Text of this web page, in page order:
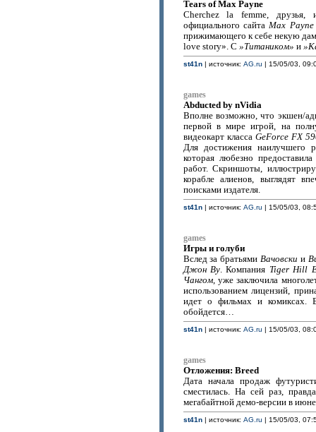
Tears of Max Payne
Cherchez la femme, друзья,
официального сайтаMax
прижимающего к себе некую
love story». С »Титаником» и
st41n| источник: AG.ru | 15/05/03,
games
Abducted by nVidia
Вполне возможно, что экшен/
первой в мире игрой, на
видеокарт класса GeForce FX
Для достижения наилучшего
которая любезно
работ. Скриншоты,
корабле алиенов, выглядят
поисками издателя.
st41n| источник: AG.ru | 15/05/03,
games
Игры и голуби
Вслед за братьямиВачовски и
Джон Ву. Компания Tiger Hill
Чангом, уже заключила
использованием лицензий,
идет о фильмах и комиксах.
обойдется…
st41n| источник: AG.ru | 15/05/03,
games
Отложения: Breed
Дата начала продаж
сместилась. На сей раз,
мегабайтной демо-версии в
st41n| источник: AG.ru | 15/05/03,